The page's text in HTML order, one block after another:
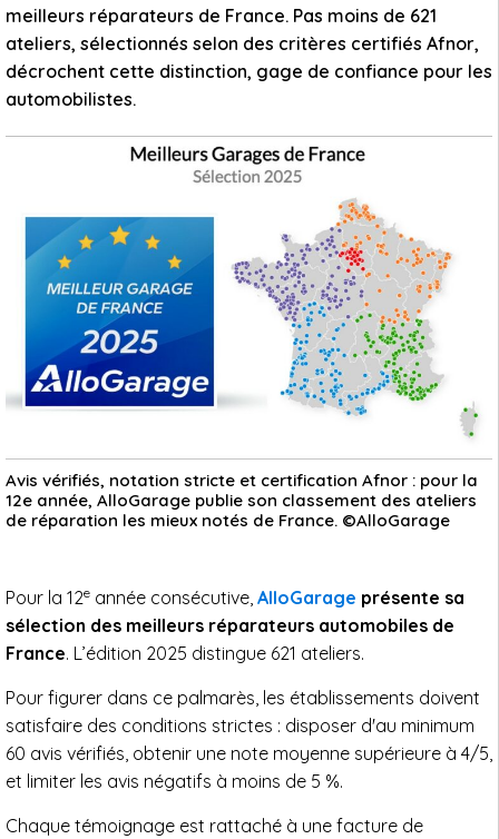
meilleurs réparateurs de France. Pas moins de 621
ateliers, sélectionnés selon des critères certifiés Afnor,
décrochent cette distinction, gage de confiance pour les
automobilistes.
Avis vérifiés, notation stricte et certification Afnor : pour la
12e année, AlloGarage publie son classement des ateliers
de réparation les mieux notés de France. ©AlloGarage
Pour la 12e année consécutive, AlloGarage présente sa
sélection des meilleurs réparateurs automobiles de
France. L’édition 2025 distingue 621 ateliers.
Pour figurer dans ce palmarès, les établissements doivent
satisfaire des conditions strictes : disposer d'au minimum
60 avis vérifiés, obtenir une note moyenne supérieure à 4/5,
et limiter les avis négatifs à moins de 5 %.
Chaque témoignage est rattaché à une facture de